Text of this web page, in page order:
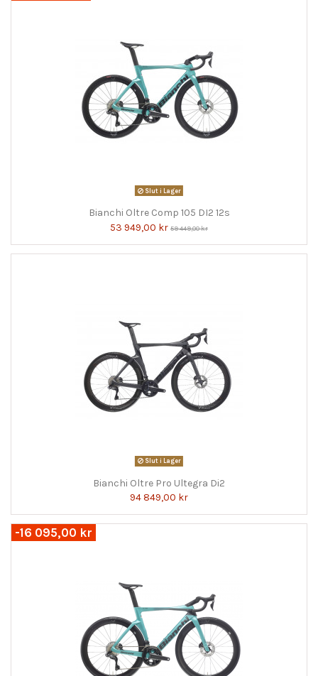
Slut i Lager
Bianchi Oltre Comp 105 DI2 12s
53 949,00 kr 59 449,00 kr
Slut i Lager
Bianchi Oltre Pro Ultegra Di2
94 849,00 kr
-16 095,00 kr